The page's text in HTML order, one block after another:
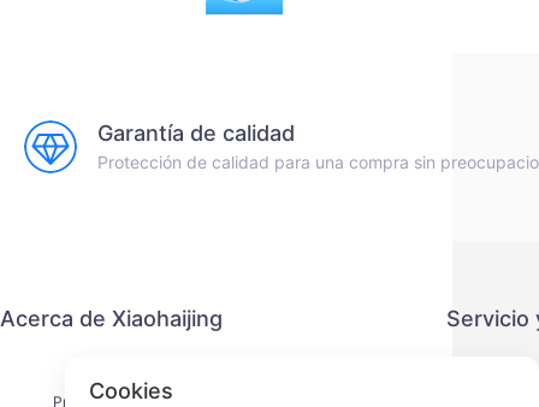
Garantía de calidad
Protección de calidad para una compra sin
Acerca de Xiaohaijing
Proceso de envío
Servicio
Cookies